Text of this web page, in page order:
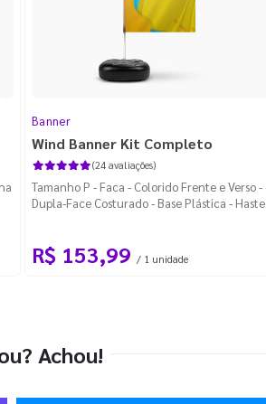
Banner
Wind Banner Kit Completo
(24 avaliações)
Tamanho P - Faca - Colorido Frente e Verso -
Dupla-Face Costurado - Base Plástica - Haste
R$ 153,99 / 1 unidade
Achou!